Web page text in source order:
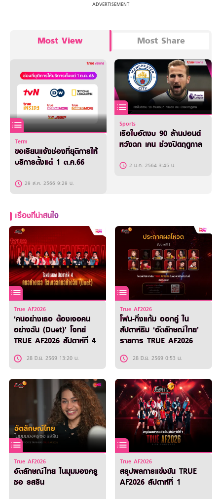
Most View Most Share
Term
ขอเรียนแจ้งช่องที่ยุติการให้
บริการตั้งแต่ 1 ต.ค.66
29 ส.ค. 2566 9:29 น.
Sports
เรือใบอัดงบ 90 ล้านปอนด์
หวังฉก เคน ช่วงปิดฤดูกาล
2 ม.ค. 2564 3:45 น.
เรื่องที่น่าสนใจ
True AF2026
‘คนอย่างเธอ ต้องเจอคน
อย่างฉัน (Duet)’ โจทย์
TRUE AF2026 สัปดาห์ที่ 4
28 มิ.ย. 2569 13:20 น.
True AF2026
โฟน-กิ่งแก้ม ออกคู่ ใน
สัปดาห์ธีม ‘อัตลักษณ์ไทย’
รายการ TRUE AF2026
28 มิ.ย. 2569 0:53 น.
True AF2026
อัตลักษณ์ไทย ในมุมมองครู
ซอ รสริน
True AF2026
สรุปผลการแข่งขัน TRUE
AF2026 สัปดาห์ที่ 1